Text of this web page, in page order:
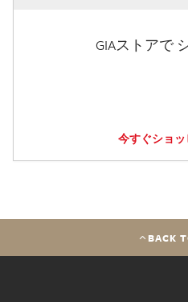
GIAストアで
今すぐショ
BACK